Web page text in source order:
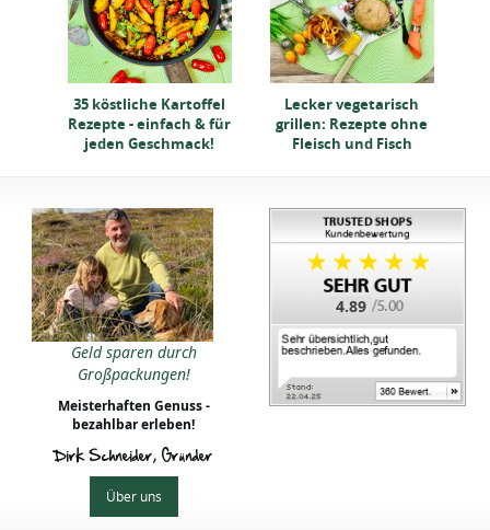
35 köstliche Kartoffel
Rezepte - einfach & für
jeden Geschmack!
Lecker vegetarisch
grillen: Rezepte ohne
Fleisch und Fisch
Geld sparen durch
Großpackungen!
Meisterhaften Genuss -
bezahlbar erleben!
Dirk Schneider, Gründer
Über uns
4.89